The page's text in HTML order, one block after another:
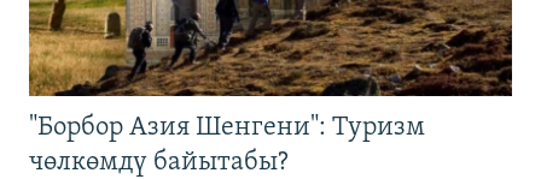
"Борбор Азия Шенгени": Туризм
чөлкөмдү байытабы?